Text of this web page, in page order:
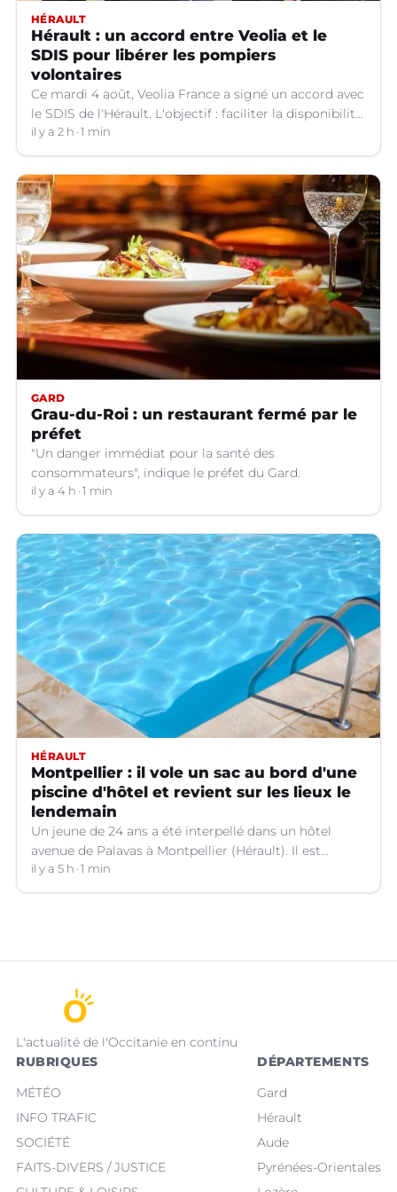
HÉRAULT
Hérault : un accord entre Veolia et le
SDIS pour libérer les pompiers
volontaires
Ce mardi 4 août, Veolia France a signé un accord avec
le SDIS de l'Hérault. L'objectif : faciliter la disponibilité
des salariés de l'entreprise engagés en qualité de
sapeurs-pompiers volontaires.
il y a 2 h 1 min
GARD
Grau-du-Roi : un restaurant fermé par le
préfet
"Un danger immédiat pour la santé des
consommateurs", indique le préfet du Gard.
il y a 4 h 1 min
HÉRAULT
Montpellier : il vole un sac au bord d'une
piscine d'hôtel et revient sur les lieux le
lendemain
Un jeune de 24 ans a été interpellé dans un hôtel
avenue de Palavas à Montpellier (Hérault). Il est
suspecté d'avoir volé le sac d'une cliente.
il y a 5 h 1 min
L'actualité de l'Occitanie en continu
RUBRIQUES
MÉTÉO
INFO TRAFIC
SOCIÉTÉ
FAITS-DIVERS / JUSTICE
DÉPARTEMENTS
Gard
Hérault
Aude
Pyrénées-Orientales